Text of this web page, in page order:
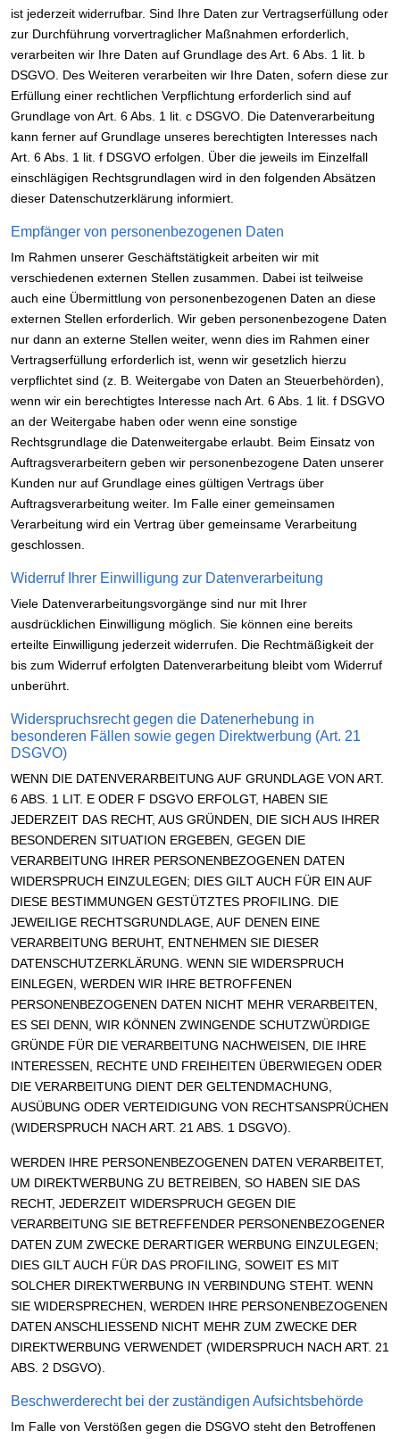
ist jederzeit widerrufbar. Sind Ihre Daten zur Vertragserfüllung oder
zur Durchführung vorvertraglicher Maßnahmen erforderlich,
verarbeiten wir Ihre Daten auf Grundlage des Art. 6 Abs. 1 lit. b
DSGVO. Des Weiteren verarbeiten wir Ihre Daten, sofern diese zur
Erfüllung einer rechtlichen Verpflichtung erforderlich sind auf
Grundlage von Art. 6 Abs. 1 lit. c DSGVO. Die Datenverarbeitung
kann ferner auf Grundlage unseres berechtigten Interesses nach
Art. 6 Abs. 1 lit. f DSGVO erfolgen. Über die jeweils im Einzelfall
einschlägigen Rechtsgrundlagen wird in den folgenden Absätzen
dieser Datenschutzerklärung informiert.
Empfänger von personenbezogenen Daten
Im Rahmen unserer Geschäftstätigkeit arbeiten wir mit
verschiedenen externen Stellen zusammen. Dabei ist teilweise
auch eine Übermittlung von personenbezogenen Daten an diese
externen Stellen erforderlich. Wir geben personenbezogene Daten
nur dann an externe Stellen weiter, wenn dies im Rahmen einer
Vertragserfüllung erforderlich ist, wenn wir gesetzlich hierzu
verpflichtet sind (z. B. Weitergabe von Daten an Steuerbehörden),
wenn wir ein berechtigtes Interesse nach Art. 6 Abs. 1 lit. f DSGVO
an der Weitergabe haben oder wenn eine sonstige
Rechtsgrundlage die Datenweitergabe erlaubt. Beim Einsatz von
Auftragsverarbeitern geben wir personenbezogene Daten unserer
Kunden nur auf Grundlage eines gültigen Vertrags über
Auftragsverarbeitung weiter. Im Falle einer gemeinsamen
Verarbeitung wird ein Vertrag über gemeinsame Verarbeitung
geschlossen.
Widerruf Ihrer Einwilligung zur Datenverarbeitung
Viele Datenverarbeitungsvorgänge sind nur mit Ihrer
ausdrücklichen Einwilligung möglich. Sie können eine bereits
erteilte Einwilligung jederzeit widerrufen. Die Rechtmäßigkeit der
bis zum Widerruf erfolgten Datenverarbeitung bleibt vom Widerruf
unberührt.
Widerspruchsrecht gegen die Datenerhebung in
besonderen Fällen sowie gegen Direktwerbung (Art. 21
DSGVO)
WENN DIE DATENVERARBEITUNG AUF GRUNDLAGE VON ART.
6 ABS. 1 LIT. E ODER F DSGVO ERFOLGT, HABEN SIE
JEDERZEIT DAS RECHT, AUS GRÜNDEN, DIE SICH AUS IHRER
BESONDEREN SITUATION ERGEBEN, GEGEN DIE
VERARBEITUNG IHRER PERSONENBEZOGENEN DATEN
WIDERSPRUCH EINZULEGEN; DIES GILT AUCH FÜR EIN AUF
DIESE BESTIMMUNGEN GESTÜTZTES PROFILING. DIE
JEWEILIGE RECHTSGRUNDLAGE, AUF DENEN EINE
VERARBEITUNG BERUHT, ENTNEHMEN SIE DIESER
DATENSCHUTZERKLÄRUNG. WENN SIE WIDERSPRUCH
EINLEGEN, WERDEN WIR IHRE BETROFFENEN
PERSONENBEZOGENEN DATEN NICHT MEHR VERARBEITEN,
ES SEI DENN, WIR KÖNNEN ZWINGENDE SCHUTZWÜRDIGE
GRÜNDE FÜR DIE VERARBEITUNG NACHWEISEN, DIE IHRE
INTERESSEN, RECHTE UND FREIHEITEN ÜBERWIEGEN ODER
DIE VERARBEITUNG DIENT DER GELTENDMACHUNG,
AUSÜBUNG ODER VERTEIDIGUNG VON RECHTSANSPRÜCHEN
(WIDERSPRUCH NACH ART. 21 ABS. 1 DSGVO).
WERDEN IHRE PERSONENBEZOGENEN DATEN VERARBEITET,
UM DIREKTWERBUNG ZU BETREIBEN, SO HABEN SIE DAS
RECHT, JEDERZEIT WIDERSPRUCH GEGEN DIE
VERARBEITUNG SIE BETREFFENDER PERSONENBEZOGENER
DATEN ZUM ZWECKE DERARTIGER WERBUNG EINZULEGEN;
DIES GILT AUCH FÜR DAS PROFILING, SOWEIT ES MIT
SOLCHER DIREKTWERBUNG IN VERBINDUNG STEHT. WENN
SIE WIDERSPRECHEN, WERDEN IHRE PERSONENBEZOGENEN
DATEN ANSCHLIESSEND NICHT MEHR ZUM ZWECKE DER
DIREKTWERBUNG VERWENDET (WIDERSPRUCH NACH ART. 21
ABS. 2 DSGVO).
Beschwerde­recht bei der zuständigen Aufsichts­behörde
Im Falle von Verstößen gegen die DSGVO steht den Betroffenen